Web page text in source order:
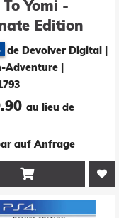
Yomi -
Edition
de Devolver Digital |
Adventure
au lieu de
auf Anfrage
